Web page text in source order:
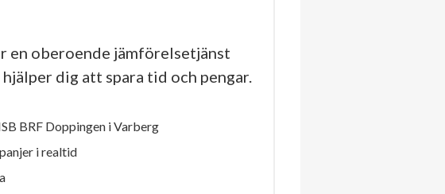
en oberoende jämförelsetjänst
dig att spara tid och pengar.
BRF Doppingen i Varberg
i realtid